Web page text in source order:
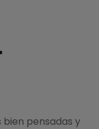
pensadas y